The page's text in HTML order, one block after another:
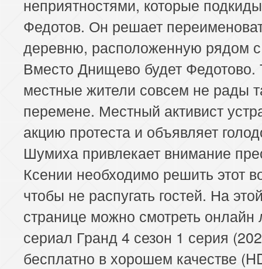
неприятностями, которые
Федотов. Он решает
деревню, расположенную рядом
Вместо Днищево будет Федотово.
местные жители совсем не рады
перемене. Местный активист
акцию протеста и объявляет
Шумиха привлекает внимание
Ксении необходимо решить этот
чтобы не распугать гостей. На
странице можно смотреть
сериал Гранд 4 сезон 1 серия
бесплатно в хорошем качестве